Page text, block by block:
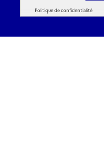
Politique de confidentialité